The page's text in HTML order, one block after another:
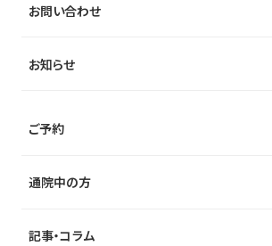
お問い合わせ
お知らせ
通院中の方
ご予約
記事・コラム